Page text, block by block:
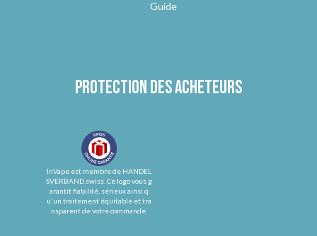
Guide
Protection des acheteurs
InVape est membre de HANDEL
SVERBAND.swiss. Ce logo vous g
arantit fiabilité, sérieux ainsi q
u'un traitement équitable et tra
nsparent de votre commande.